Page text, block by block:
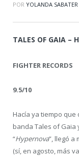
POR YOLANDA
TALES OF GAIA –
FIGHTER RECORDS
9.5/10
Hacía ya tiempo
banda Tales of Gaia
“Hypernova”, llegó a
(sí, en agosto, más